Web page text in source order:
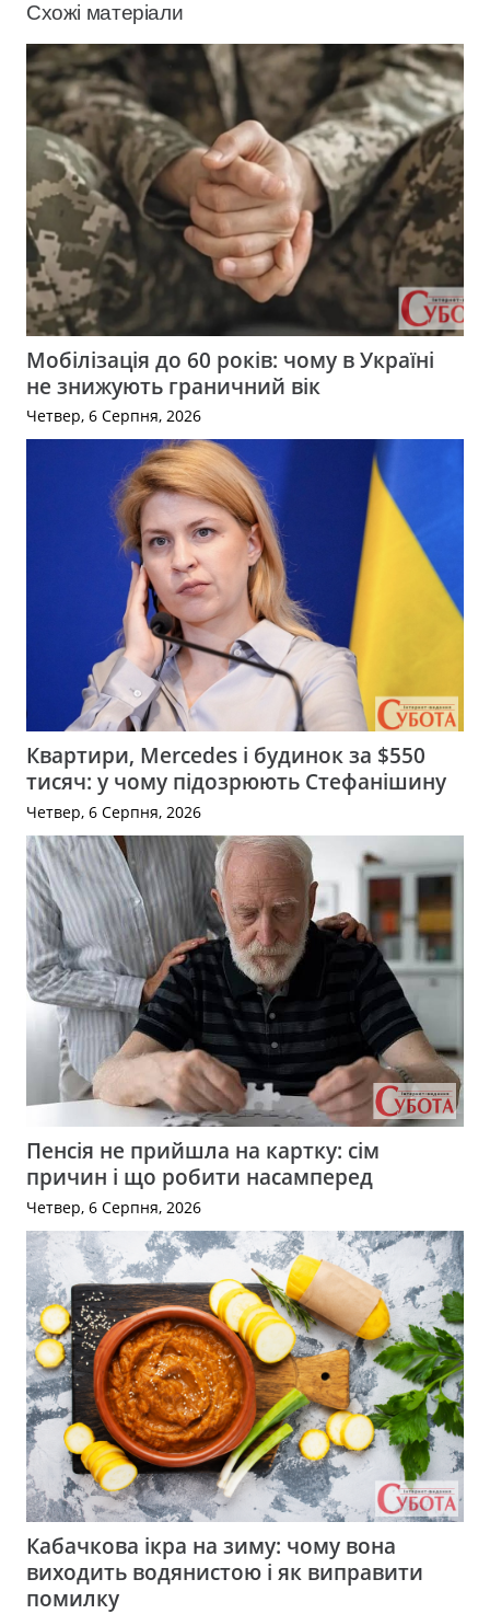
Схожі матеріали
Мобілізація до 60 років: чому в Україні
не знижують граничний вік
Четвер, 6 Серпня, 2026
Квартири, Mercedes і будинок за $550
тисяч: у чому підозрюють Стефанішину
Четвер, 6 Серпня, 2026
Пенсія не прийшла на картку: сім
причин і що робити насамперед
Четвер, 6 Серпня, 2026
Кабачкова ікра на зиму: чому вона
виходить водянистою і як виправити
помилку